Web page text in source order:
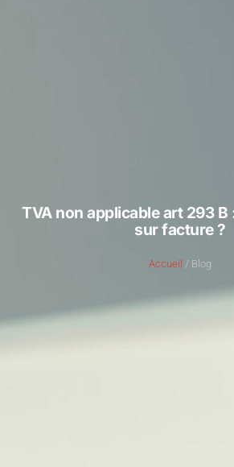
TVA non applicable art 293 B
sur facture ?
Accueil / Blog